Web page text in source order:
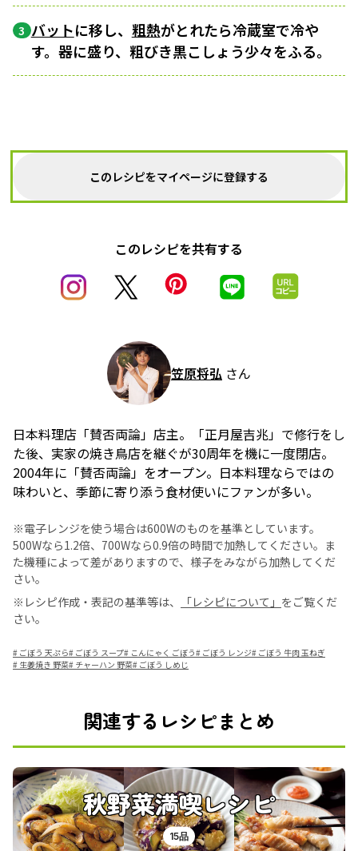
3 バットに移し、 粗熱がとれたら冷蔵室で冷や
す。器に盛り、粗びき黒こしょう少々をふる。
このレシピをマイページに登録する
このレシピを共有する
笠原将弘 さん
日本料理店「賛否両論」店主。「正月屋吉兆」で修行をし
た後、実家の焼き鳥店を継ぐが30周年を機に一度閉店。
2004年に「賛否両論」をオープン。日本料理ならではの
味わいと、季節に寄り添う食材使いにファンが多い。
※電子レンジを使う場合は600Wのものを基準としています。
500Wなら1.2倍、700Wなら0.9倍の時間で加熱してください。ま
た機種によって差がありますので、様子をみながら加熱してくだ
さい。
※レシピ作成・表記の基準等は、
「レシピについて」 をご覧くだ
さい。
# ごぼう 天ぷら# ごぼう スープ# こんにゃく ごぼう# ごぼう レンジ# ごぼう 牛肉 玉ねぎ
# 生姜焼き 野菜# チャーハン 野菜# ごぼう しめじ
関連するレシピまとめ
秋野菜満喫レシピ
15品